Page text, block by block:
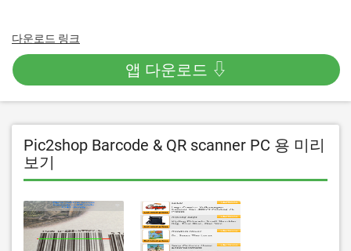
다운로드 링크
앱 다운로드 ⇩
Pic2shop Barcode & QR scanner PC 용 미리
보기